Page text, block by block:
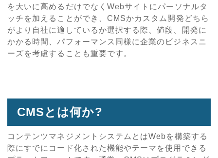
を大いに高めるだけでなくWebサイトにパーソナルタ
ッチを加えることができ、CMSかカスタム開発 どちら
がより自社に適しているか選択する際、値段、開発に
かかる時間、パフォーマンス同様に企業のビジネスニ
ーズを考慮することも重要です。
CMSとは何か?
コンテンツマネジメントシステムとはWebを構築する
際にすでにコード化された機能やテーマを使用できる